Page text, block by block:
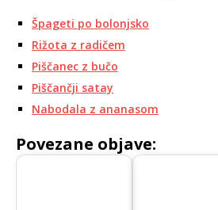
Špageti po bolonjsko
Rižota z radičem
Piščanec z bučo
Piščančji satay
Nabodala z ananasom
Povezane objave: